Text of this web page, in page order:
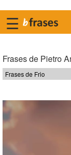
☰
Frases de Pietro
Frases de Frio